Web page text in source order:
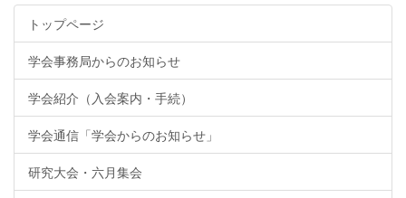
トップページ
学会事務局からのお知らせ
学会紹介（入会案内・手続）
学会通信「学会からのお知らせ」
研究大会・六月集会